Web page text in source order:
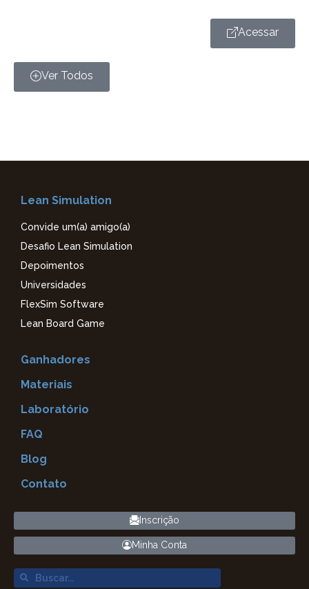
Acessar
Ver Todos
Lean Simulation
Convide um(a) amigo(a)
Desafio Lean Simulation
Depoimentos
Universidades
FlexSim Software
Lean Board Game
Ganhadores
Materiais
Laboratório
FAQ
Blog
Contato
Inscrição
Minha Conta